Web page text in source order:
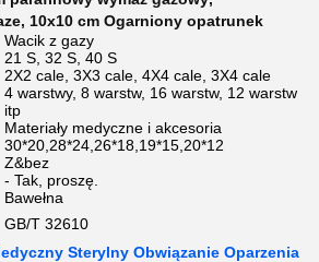
, 10x10 cm Ogarniony opatrunek
Wacik z gazy
21 S, 32 S, 40 S
2X2 cale, 3X3 cale, 4X4 cale, 3X4 cale
4 warstwy, 8 warstw, 16 warstw, 12 warstw
itp
Materiały medyczne i akcesoria
30*20,28*24,26*18,19*15,20*12
Z&bez
- Tak, proszę.
Bawełna
GB/T 32610
Sterylny Obwiązanie Oparzenia